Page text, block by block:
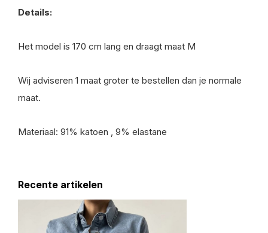
Details:
Het model is 170 cm lang en draagt maat M
Wij adviseren 1 maat groter te bestellen dan je normale
maat.
Materiaal: 91% katoen , 9% elastane
Recente artikelen